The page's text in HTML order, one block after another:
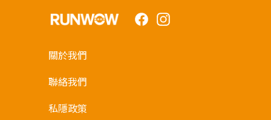
FacebookInstagram
關於我們
聯絡我們
私隱政策